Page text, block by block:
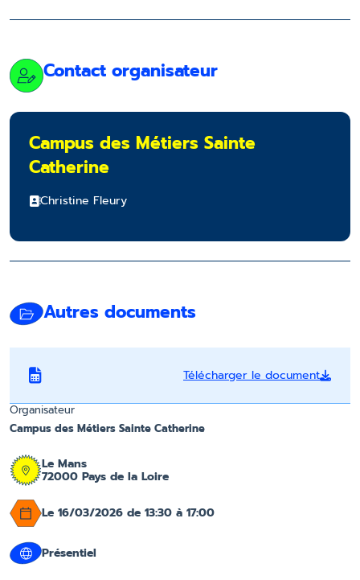
Contact organisateur
Campus des Métiers Sainte
Catherine
Christine Fleury
Autres documents
Télécharger le document
Organisateur
Campus des Métiers Sainte Catherine
Le Mans
72000 Pays de la Loire
Le 16/03/2026 de 13:30 à 17:00
Présentiel